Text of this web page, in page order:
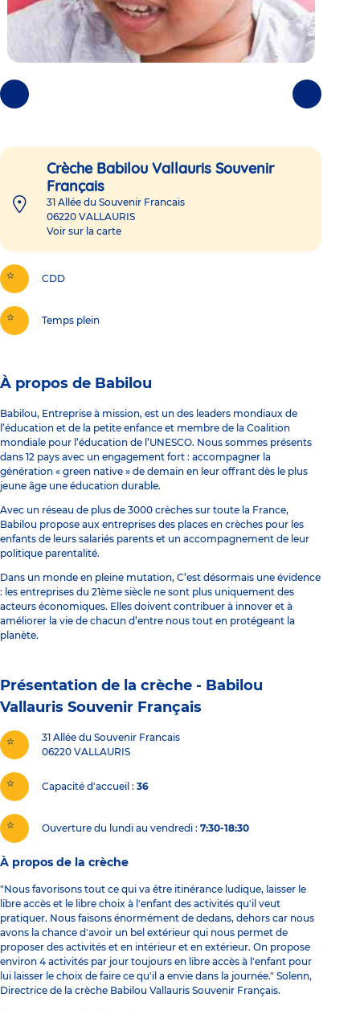
Photos
précédentes
Photos
suivantes
Crèche Babilou Vallauris Souvenir
Français
31 Allée du Souvenir Francais
06220 VALLAURIS
Voir sur la carte
CDD
Temps plein
À propos de Babilou
Babilou, Entreprise à mission, est un des leaders mondiaux de
l’éducation et de la petite enfance et membre de la Coalition
mondiale pour l’éducation de l’UNESCO. Nous sommes présents
dans 12 pays avec un engagement fort : accompagner la
génération « green native » de demain en leur offrant dès le plus
jeune âge une éducation durable.
Avec un réseau de plus de 3000 crèches sur toute la France,
Babilou propose aux entreprises des places en crèches pour les
enfants de leurs salariés parents et un accompagnement de leur
politique parentalité.
Dans un monde en pleine mutation, C’est désormais une évidence
: les entreprises du 21ème siècle ne sont plus uniquement des
acteurs économiques. Elles doivent contribuer à innover et à
améliorer la vie de chacun d’entre nous tout en protégeant la
planète.
Présentation de la crèche - Babilou
Vallauris Souvenir Français
31 Allée du Souvenir Francais
06220 VALLAURIS
Capacité d'accueil 36
Ouverture du lundi au vendredi : 7:30-18:30
À propos de la crèche
"Nous favorisons tout ce qui va être itinérance ludique, laisser le
libre accès et le libre choix à l'enfant des activités qu'il veut
pratiquer. Nous faisons énormément de dedans, dehors car nous
avons la chance d'avoir un bel extérieur qui nous permet de
proposer des activités et en intérieur et en extérieur. On propose
environ 4 activités par jour toujours en libre accès à l'enfant pour
lui laisser le choix de faire ce qu'il a envie dans la journée." Solenn,
Directrice de la crèche Babilou Vallauris Souvenir Français.